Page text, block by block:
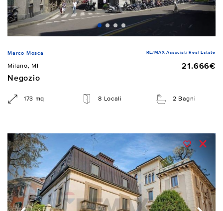
Marco Mosca RE/MAX Associati Real Estate
Milano, MI
21.666€
Negozio
173 mq 8 Locali 2 Bagni